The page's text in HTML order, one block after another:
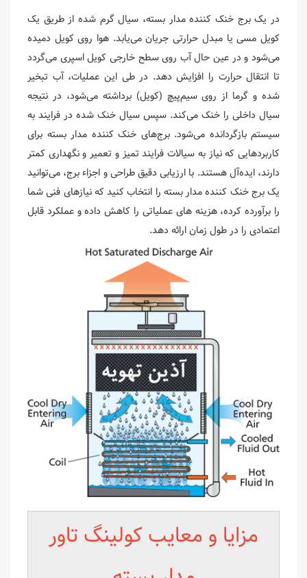
در یک برج خنک کننده مدار بسته، سیال گرم شده از طریق یک
کویل مسی یا مبدل حرارتی جریان می‌یابد. هوا روی کویل دمیده
می‌شود و در عین حال آب روی سطح خارجی کویل اسپری می‌گردد
تا انتقال حرارت را افزایش دهد. در طی این عملیات، آب تبخیر
شده و گرما از روی سیم‌پیچ (کویل) برداشته می‌شود، در نتیجه
سیال داخلی را خنک می‌کند. سپس سیال خنک شده در فرایند به
سیستم بازگردانده می‌شود. برج‌های خنک کننده مدار بسته برای
کاربردهایی که نیاز به سیالات فرایند تمیز و تعمیر و نگهداری کمتر
دارند، ایده‌آل هستند. با ارزیابی دقیق طراحی و اجزاء برج، می‌توانید
یک برج خنک کننده مدار بسته را انتخاب کنید که نیازهای فنی شما
را برآورده کرده، هزینه های عملیاتی را کاهش داده و عملکرد قابل
اعتمادی را در طول زمان ارائه دهد.
مزایا و معایب کولینگ تاور